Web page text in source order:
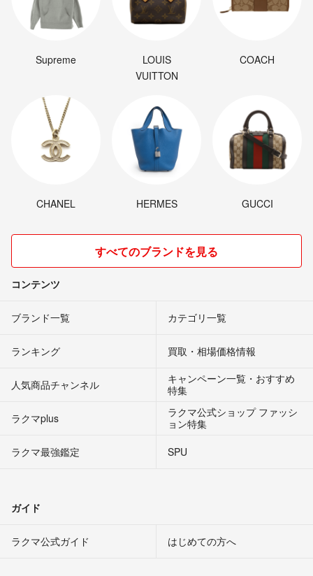
Supreme
LOUIS
VUITTON
COACH
CHANEL HERMES GUCCI
すべてのブランドを見る
コンテンツ
ブランド一覧 カテゴリ一覧
ランキング 買取・相場価格情報
人気商品チャンネル
キャンペーン一覧・おすすめ
特集
ラクマplus
ラクマ公式ショップ ファッシ
ョン特集
ラクマ最強鑑定
SPU
ガイド
ラクマ公式ガイド はじめての方へ